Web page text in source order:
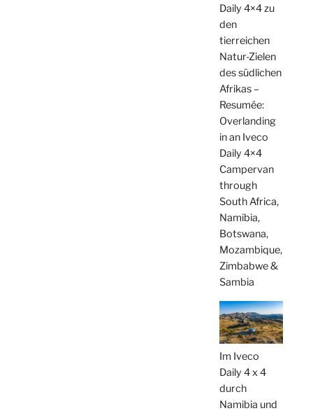
Daily 4×4 zu
den
tierreichen
Natur-Zielen
des südlichen
Afrikas –
Resumée:
Overlanding
in an Iveco
Daily 4×4
Campervan
through
South Africa,
Namibia,
Botswana,
Mozambique,
Zimbabwe &
Sambia
Im Iveco
Daily 4 x 4
durch
Namibia und